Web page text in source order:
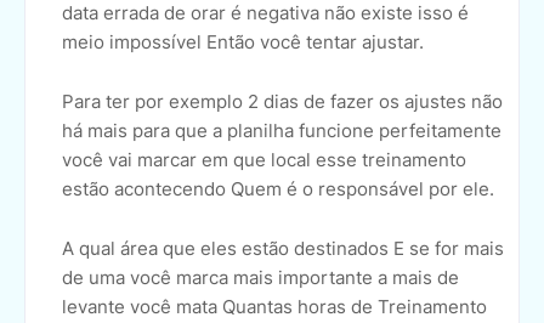
data errada de orar é negativa não existe isso é
meio impossível Então você tentar ajustar.
Para ter por exemplo 2 dias de fazer os ajustes não
há mais para que a planilha funcione perfeitamente
você vai marcar em que local esse treinamento
estão acontecendo Quem é o responsável por ele.
A qual área que eles estão destinados E se for mais
de uma você marca mais importante a mais de
levante você mata Quantas horas de Treinamento